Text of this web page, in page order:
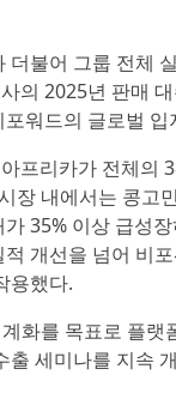
불어 그룹 전체
의 2025년 판매
워드의 글로벌
프리카가 전체의
장 내에서는 콩고
35% 이상 급성
개선을 넘어 비
용했다.
화를 목표로 플
세미나를 지속